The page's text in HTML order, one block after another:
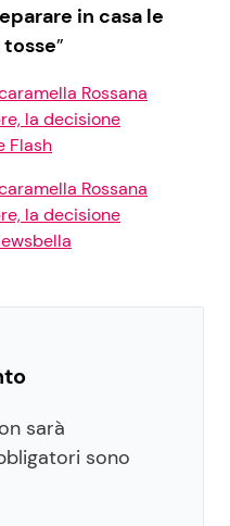
in casa le
”
Rossana
la decisione
Flash
Rossana
la decisione
sarà
sono